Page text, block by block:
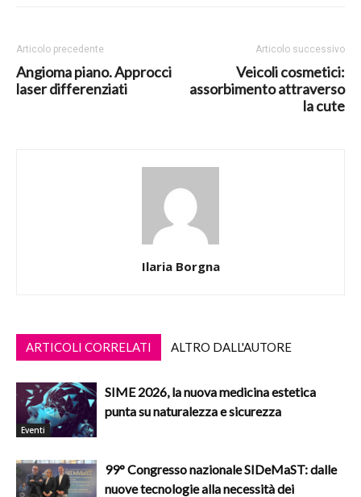
Articolo precedente
Angioma piano. Approcci
laser differenziati
Articolo successivo
Veicoli cosmetici:
assorbimento attraverso
la cute
Ilaria Borgna
ARTICOLI CORRELATI ALTRO DALL'AUTORE
Eventi
SIME 2026, la nuova medicina estetica
punta su naturalezza e sicurezza
99° Congresso nazionale SIDeMaST: dalle
nuove tecnologie alla necessità dei